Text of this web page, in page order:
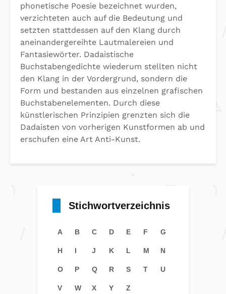
phonetische Poesie bezeichnet wurden,
verzichteten auch auf die Bedeutung und
setzten stattdessen auf den Klang durch
aneinandergereihte Lautmalereien und
Fantasiewörter. Dadaistische
Buchstabengedichte wiederum stellten nicht
den Klang in der Vordergrund, sondern die
Form und bestanden aus einzelnen grafischen
Buchstabenelementen. Durch diese
künstlerischen Prinzipien grenzten sich die
Dadaisten von vorherigen Kunstformen ab und
erschufen eine Art Anti-Kunst.
Stichwortverzeichnis
A B C D E F G
H I J K L M N
O P Q R S T U
V W X Y Z